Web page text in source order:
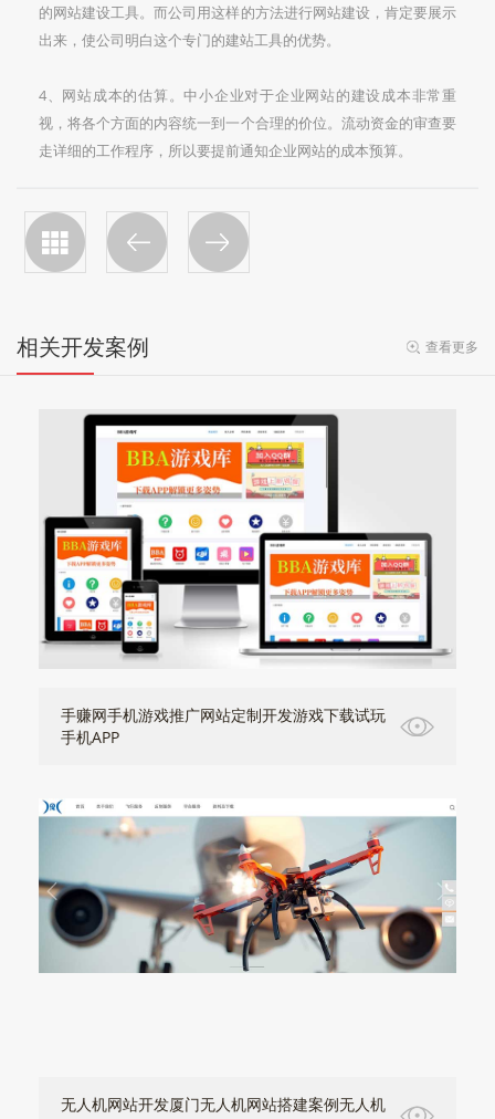
的网站建设工具。而公司用这样的方法进行网站建设，肯定要展示
出来，使公司明白这个专门的建站工具的优势。
4、网站成本的估算。中小企业对于企业网站的建设成本非常重
视，将各个方面的内容统一到一个合理的价位。流动资金的审查要
走详细的工作程序，所以要提前通知企业网站的成本预算。
相关开发案例 查看更多
手赚网手机游戏推广网站定制开发游戏下载试玩
手机APP
无人机网站开发厦门无人机网站搭建案例无人机